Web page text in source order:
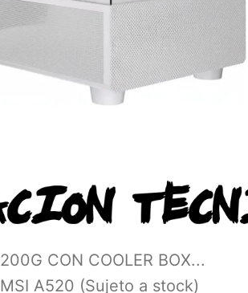
CON COOLER BOX...
A520 (Sujeto a stock)